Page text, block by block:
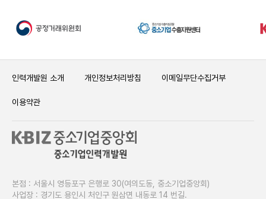
인력개발원 소개 개인정보처리방침 이메일무단수집거부
이용약관
본점 : 서울시 영등포구 은행로 30(여의도동, 중소기업중앙회)
사업장 : 경기도 용인시 처인구 원삼면 내동로 14 번길.